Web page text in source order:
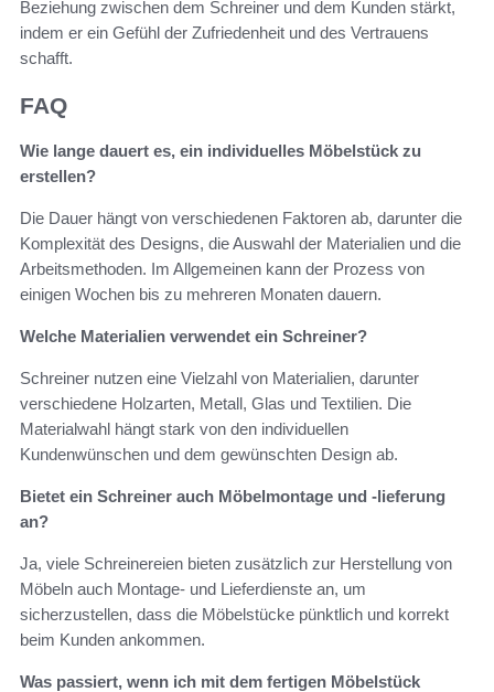
Beziehung zwischen dem Schreiner und dem Kunden stärkt,
indem er ein Gefühl der Zufriedenheit und des Vertrauens
schafft.
FAQ
Wie lange dauert es, ein individuelles Möbelstück zu
erstellen?
Die Dauer hängt von verschiedenen Faktoren ab, darunter die
Komplexität des Designs, die Auswahl der Materialien und die
Arbeitsmethoden. Im Allgemeinen kann der Prozess von
einigen Wochen bis zu mehreren Monaten dauern.
Welche Materialien verwendet ein Schreiner?
Schreiner nutzen eine Vielzahl von Materialien, darunter
verschiedene Holzarten, Metall, Glas und Textilien. Die
Materialwahl hängt stark von den individuellen
Kundenwünschen und dem gewünschten Design ab.
Bietet ein Schreiner auch Möbelmontage und -lieferung
an?
Ja, viele Schreinereien bieten zusätzlich zur Herstellung von
Möbeln auch Montage- und Lieferdienste an, um
sicherzustellen, dass die Möbelstücke pünktlich und korrekt
beim Kunden ankommen.
Was passiert, wenn ich mit dem fertigen Möbelstück